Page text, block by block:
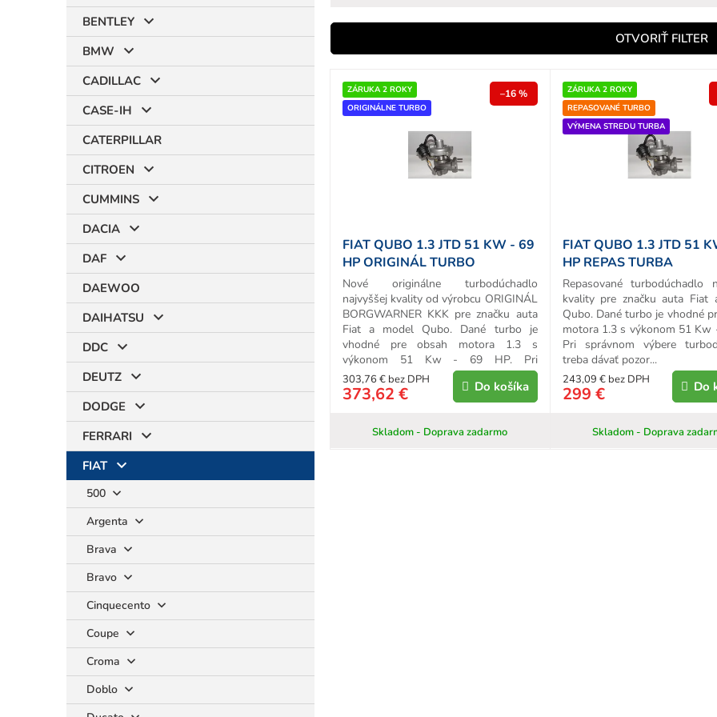
BENTLEY
BMW
CADILLAC
CASE-IH
CATERPILLAR
CITROEN
CUMMINS
DACIA
DAF
DAEWOO
DAIHATSU
DDC
DEUTZ
DODGE
FERRARI
FIAT
500
Argenta
Brava
Bravo
Cinquecento
Coupe
Croma
Doblo
n
p
r
o
OTVORIŤ FILTER
ZÁRUKA 2 ROKY
ORIGINÁLNE TURBO
–16 %
FIAT QUBO 1.3 JTD 51 KW - 69
HP ORIGINÁL TURBO
Skladom - Doprava zadarmo
303,76 € bez DPH
373,62 € Do košíka
Nové originálne turbodúchadlo
najvyššej kvality od výrobcu ORIGINÁL
BORGWARNER KKK pre značku auta
Fiat a model Qubo. Dané turbo je
vhodné pre obsah motora 1.3 s
výkonom 51 Kw - 69 HP. Pri
správnom...
ZÁRUKA 2 ROKY
REPASOVANÉ TURBO
VÝMENA STREDU TURBA
FIAT QUBO 1.3 JTD 51
HP REPAS TURBA
Skladom - Doprava
243,09 € bez DPH
299 € Do
Repasované turbodúchadlo
kvality pre značku auta Fiat
Qubo. Dané turbo je vhodné
motora 1.3 s výkonom 51 Kw
Pri správnom výbere
treba dávať pozor...